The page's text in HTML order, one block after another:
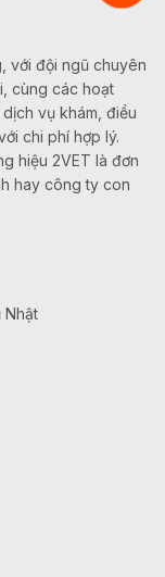
với đội ngũ chuyên
cùng các hoạt
vụ khám, điều
chi phí hợp lý.
hiệu 2VET là đơn
hay công ty con
Nhật